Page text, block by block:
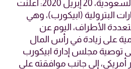
إبريل 2020:
أعلنت
البترولية (ابيكورب)، وهي
الأطراف، اليوم عن
على زيادة في رأس المال
توصية مجلس إدارة ابيكورب
دولار أمريكي، إلى جانب موافقته على